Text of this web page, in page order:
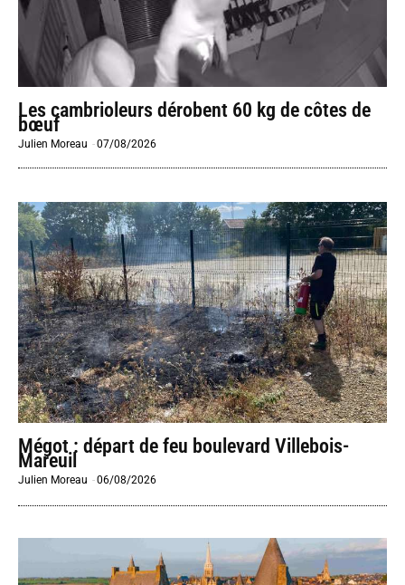
Les cambrioleurs dérobent 60 kg de côtes de
bœuf
Julien Moreau -07/08/2026
Mégot : départ de feu boulevard Villebois-
Mareuil
Julien Moreau -06/08/2026